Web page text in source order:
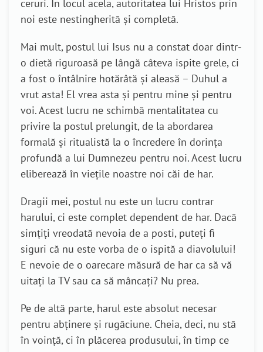
ceruri. În locul acela, autoritatea lui Hristos prin
noi este nestingherită și completă.
Mai mult, postul lui Isus nu a constat doar dintr-
o dietă riguroasă pe lângă câteva ispite grele, ci
a fost o întâlnire hotărâtă și aleasă – Duhul a
vrut asta! El vrea asta și pentru mine și pentru
voi. Acest lucru ne schimbă mentalitatea cu
privire la postul prelungit, de la abordarea
formală și ritualistă la o încredere în dorința
profundă a lui Dumnezeu pentru noi. Acest lucru
eliberează în viețile noastre noi căi de har.
Dragii mei, postul nu este un lucru contrar
harului, ci este complet dependent de har. Dacă
simțiți vreodată nevoia de a posti, puteți fi
siguri că nu este vorba de o ispită a diavolului!
E nevoie de o oarecare măsură de har ca să vă
uitați la TV sau ca să mâncați? Nu prea.
Pe de altă parte, harul este absolut necesar
pentru abținere și rugăciune. Cheia, deci, nu stă
în voință, ci în plăcerea produsului, în timp ce